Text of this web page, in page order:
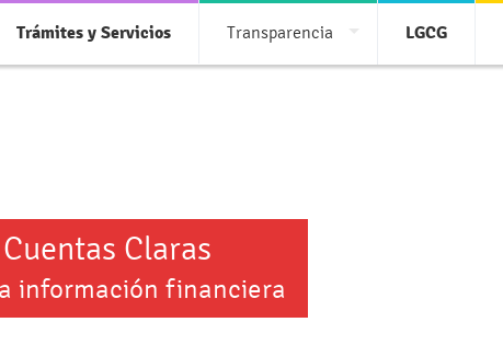
Trámites y Servicios Transparencia LGCG
Cuentas Claras
información financiera